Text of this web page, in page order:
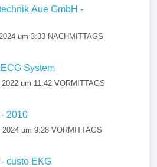
Aue GmbH -
um 3:33 NACHMITTAGS
System
um 11:42 VORMITTAGS
2010
um 9:28 VORMITTAGS
custo EKG